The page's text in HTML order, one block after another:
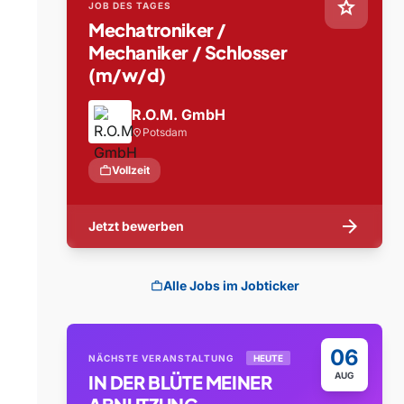
star
JOB DES TAGES
Mechatroniker /
Mechaniker / Schlosser
(m/w/d)
R.O.M. GmbH
location_on Potsdam
workVollzeit
Jetzt bewerben arrow_forward
workAlle Jobs im Jobticker
06
AUG
NÄCHSTE VERANSTALTUNG HEUTE
IN DER BLÜTE MEINER